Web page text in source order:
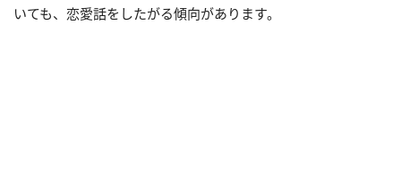
いても、恋愛話をしたがる傾向があります。